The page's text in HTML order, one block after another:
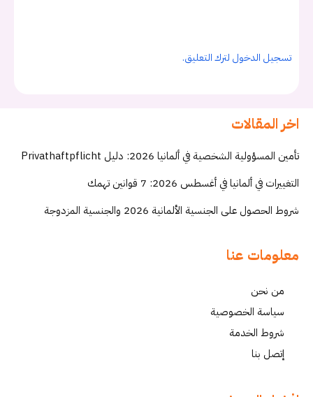
تسجيل الدخول لترك التعليق.
اخر المقالات
تأمين المسؤولية الشخصية في ألمانيا 2026: دليل Privathaftpflicht
التغييرات في ألمانيا في أغسطس 2026: 7 قوانين تهمك
شروط الحصول على الجنسية الألمانية 2026 والجنسية المزدوجة
معلومات عنا
من نحن
سياسة الخصوصية
شروط الخدمة
إتصل بنا